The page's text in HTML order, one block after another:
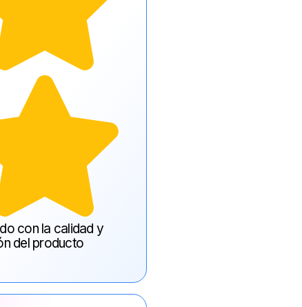
con la calidad y
del producto